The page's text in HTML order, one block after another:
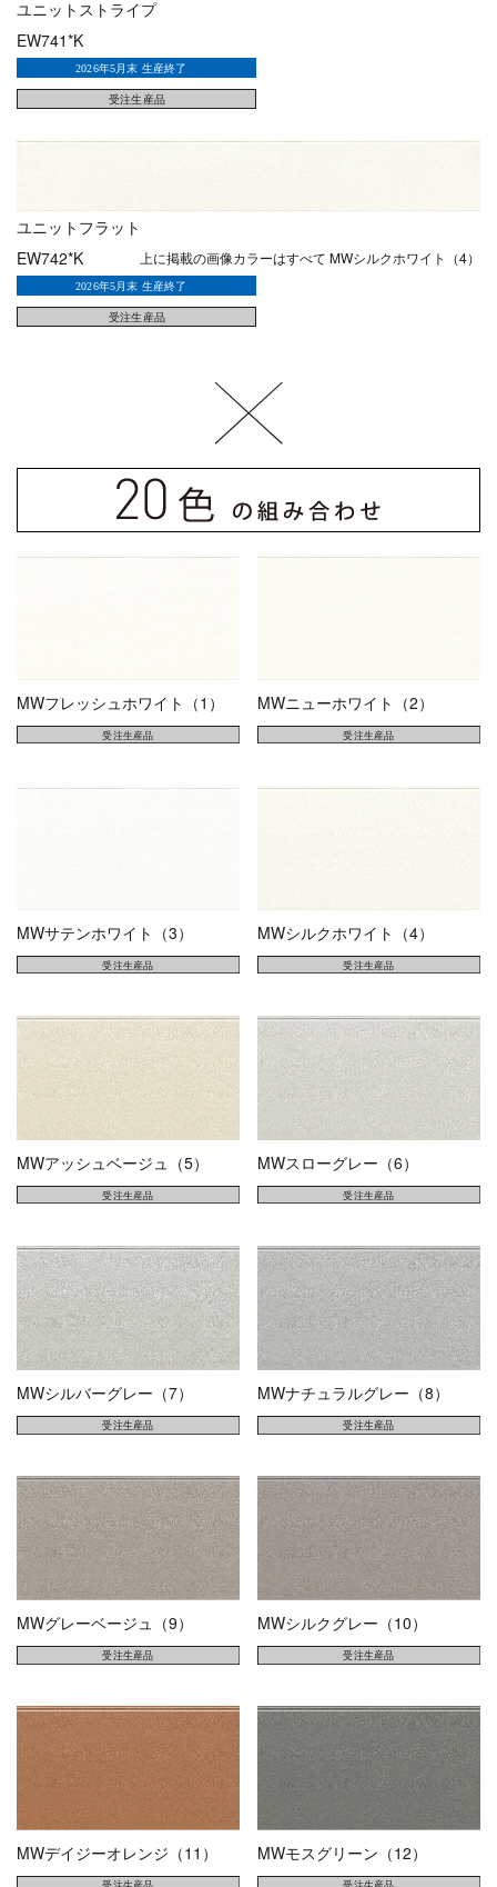
ユニットストライプ
EW741*K
ユニットフラット
上に掲載の画像カラーはすべて MWシルクホワイト（4）
EW742*K
MWフレッシュホワイト（1） MWニューホワイト（2）
MWサテンホワイト（3） MWシルクホワイト（4）
MWアッシュベージュ（5） MWスローグレー（6）
MWシルバーグレー（7） MWナチュラルグレー（8）
MWグレーベージュ（9） MWシルクグレー（10）
MWデイジーオレンジ（11） MWモスグリーン（12）